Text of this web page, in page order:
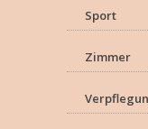
Sport
Zimmer